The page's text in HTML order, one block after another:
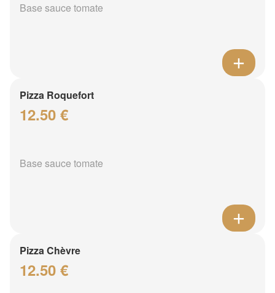
Base sauce tomate
Pizza Roquefort
12.50 €
Base sauce tomate
Pizza Chèvre
12.50 €